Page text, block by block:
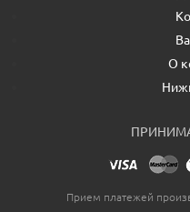
О
Прием платежей